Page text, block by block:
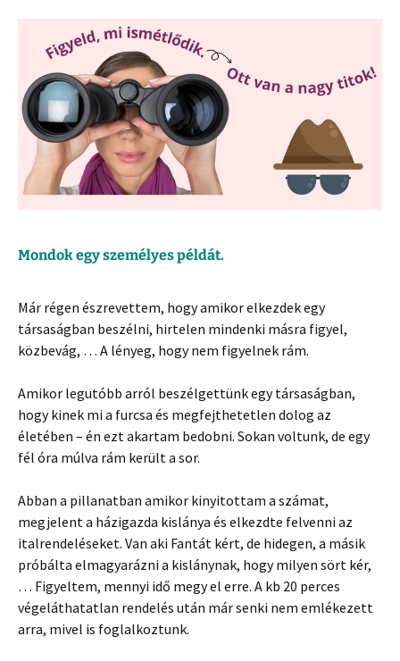
Mondok egy személyes példát.
Már régen észrevettem, hogy amikor elkezdek egy
társaságban beszélni, hirtelen mindenki másra figyel,
közbevág, … A lényeg, hogy nem figyelnek rám.
Amikor legutóbb arról beszélgettünk egy társaságban,
hogy kinek mi a furcsa és megfejthetetlen dolog az
életében – én ezt akartam bedobni. Sokan voltunk, de egy
fél óra múlva rám került a sor.
Abban a pillanatban amikor kinyitottam a számat,
megjelent a házigazda kislánya és elkezdte felvenni az
italrendeléseket. Van aki Fantát kért, de hidegen, a másik
próbálta elmagyarázni a kislánynak, hogy milyen sört kér,
… Figyeltem, mennyi idő megy el erre. A kb 20 perces
végeláthatatlan rendelés után már senki nem emlékezett
arra, mivel is foglalkoztunk.